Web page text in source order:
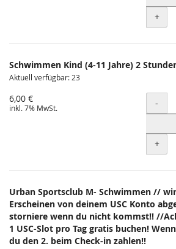
+
Schwimmen Kind (4-11 Jahre) 2
Aktuell verfügbar: 23
6,00 €
inkl. 7% MwSt. -
+
Urban Sportsclub M- Schwimmen //
Erscheinen von deinem USC Konto
storniere wenn du nicht kommst!! //
1 USC-Slot pro Tag gratis buchen!
du den 2. beim Check-in zahlen!!